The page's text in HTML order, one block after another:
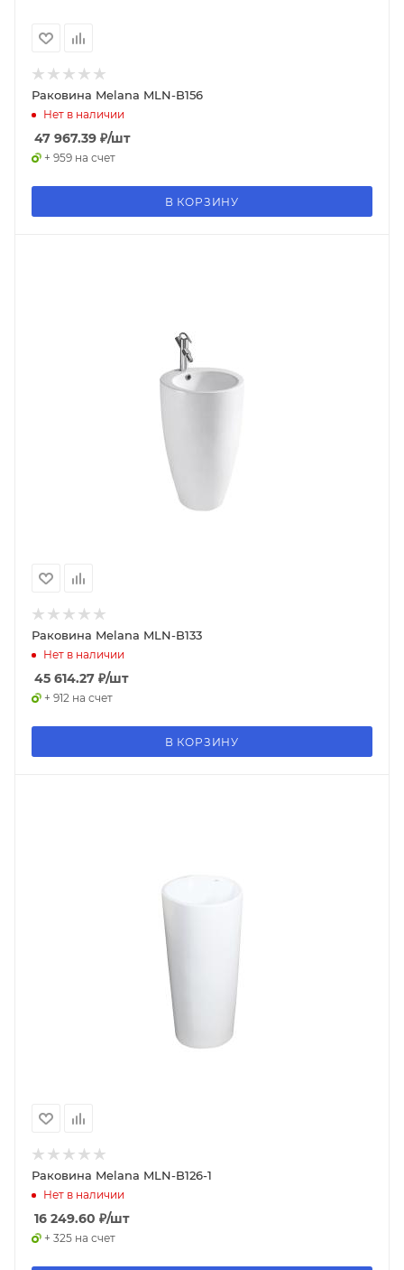
Раковина Melana MLN-B156
Нет в наличии
47 967.39 ₽/шт
+ 959 на счет
В КОРЗИНУ
Раковина Melana MLN-B133
Нет в наличии
45 614.27 ₽/шт
+ 912 на счет
В КОРЗИНУ
Раковина Melana MLN-B126-1
Нет в наличии
16 249.60 ₽/шт
+ 325 на счет